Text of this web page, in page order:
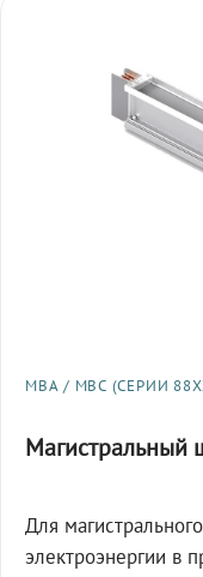
МВА / МВС (СЕРИИ
Магистральный
Для
электроэнергии в